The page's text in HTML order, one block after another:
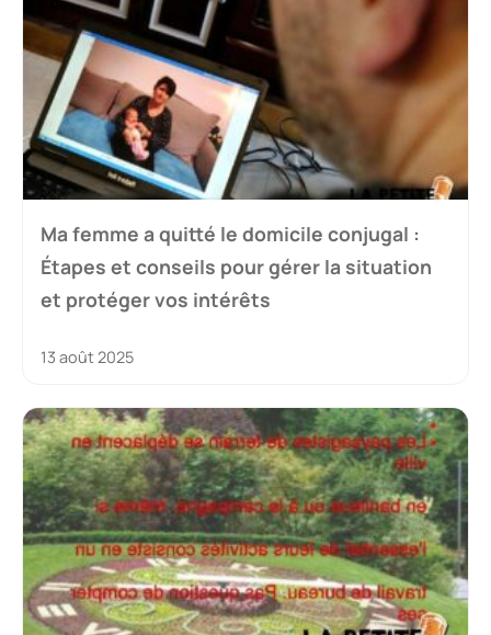
Ma femme a quitté le domicile conjugal :
Étapes et conseils pour gérer la situation
et protéger vos intérêts
13 août 2025